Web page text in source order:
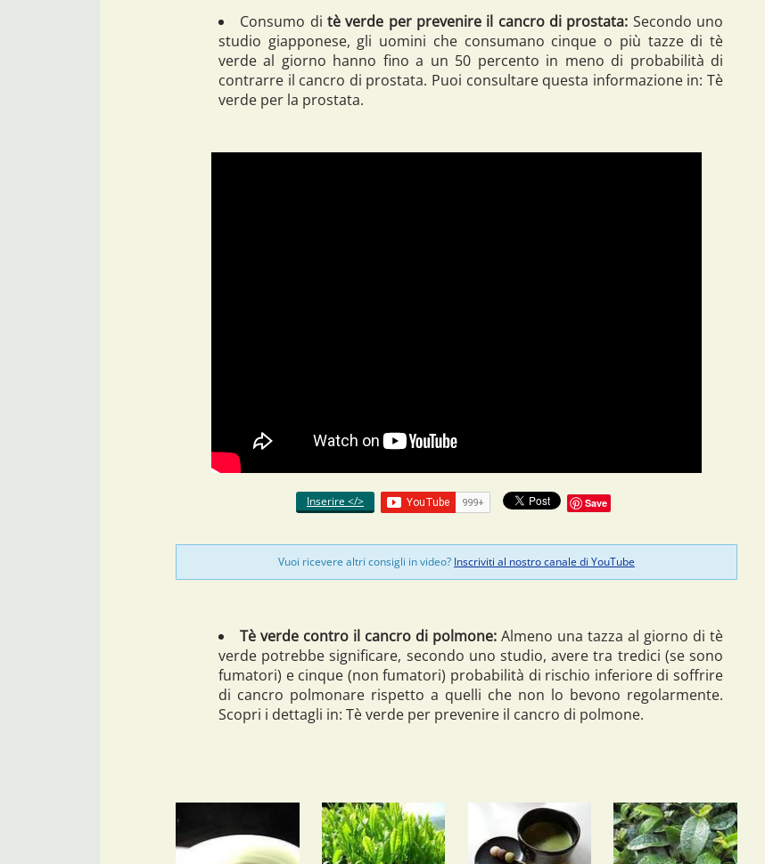
Consumo ditè verde per prevenire il cancro di prostata: Secondo uno
studio giapponese, gli uomini che consumano cinque o più tazze di tè
verde al giorno hanno fino a un 50 percento in meno di probabilità di
contrarre il cancro di prostata. Puoi consultare questa informazione in: Tè
verde per la prostata.
Inserire </> Save
Vuoi ricevere altri consigli in video? Inscriviti al nostro canale di YouTube
Tè verde contro il cancro di polmone: Almeno una tazza al giorno di tè
verde potrebbe significare, secondo uno studio, avere tra tredici (se sono
fumatori) e cinque (non fumatori) probabilità di rischio inferiore di soffrire
di cancro polmonare rispetto a quelli che non lo bevono regolarmente.
Scopri i dettagli in: Tè verde per prevenire il cancro di polmone.